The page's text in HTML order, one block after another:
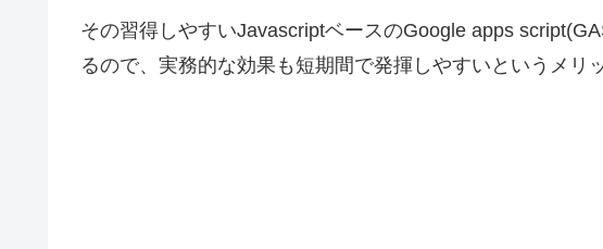
その習得しやすいJavascriptベースのGoogle apps
るので、実務的な効果も短期間で発揮しやすいというメリ